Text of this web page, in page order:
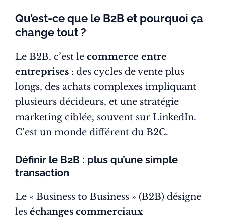
Qu’est-ce que le B2B et pourquoi ça
change tout ?
Le B2B, c’est le commerce entre
entreprises : des cycles de vente plus
longs, des achats complexes impliquant
plusieurs décideurs, et une stratégie
marketing ciblée, souvent sur LinkedIn.
C’est un monde différent du B2C.
Définir le B2B : plus qu’une simple
transaction
Le « Business to Business » (B2B) désigne
les échanges commerciaux